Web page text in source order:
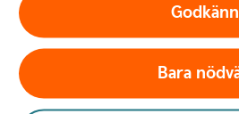
och uttag i utländsk valuta.)
Bara